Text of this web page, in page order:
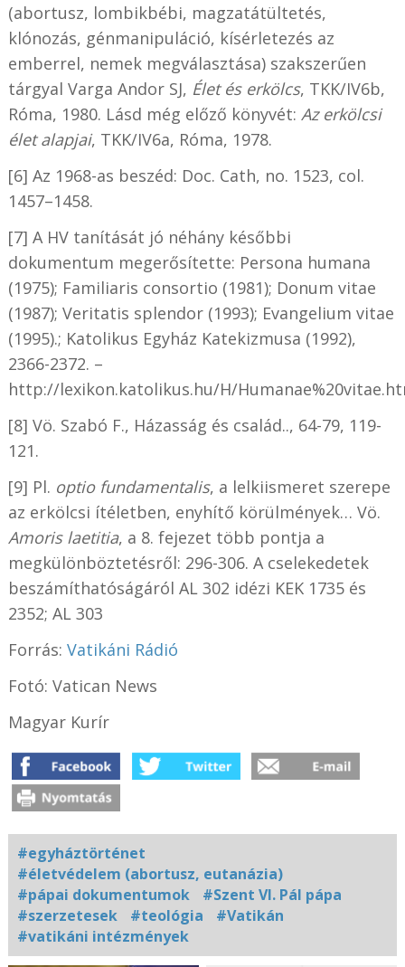
(abortusz, lombikbébi, magzatátültetés,
klónozás, génmanipuláció, kísérletezés az
emberrel, nemek megválasztása) szakszerűen
tárgyal Varga Andor SJ, Élet és erkölcs, TKK/IV6b,
Róma, 1980. Lásd még előző könyvét: Az erkölcsi
élet alapjai, TKK/IV6a, Róma, 1978.
[6] Az 1968-as beszéd: Doc. Cath, no. 1523, col.
1457–1458.
[7] A HV tanítását jó néhány későbbi
dokumentum megerősítette: Persona humana
(1975); Familiaris consortio (1981); Donum vitae
(1987); Veritatis splendor (1993); Evangelium vitae
(1995).; Katolikus Egyház Katekizmusa (1992),
2366-2372. –
http://lexikon.katolikus.hu/H/
[8] Vö. Szabó F., Házasság és család.., 64-79, 119-
121.
[9] Pl. optio fundamentalis, a lelkiismeret szerepe
az erkölcsi ítéletben, enyhítő körülmények… Vö.
Amoris laetitia, a 8. fejezet több pontja a
megkülönböztetésről: 296-306. A cselekedetek
beszámíthatóságáról AL 302 idézi KEK 1735 és
2352; AL 303
Forrás: Vatikáni Rádió
Fotó: Vatican News
Magyar Kurír
#egyháztörténet
#életvédelem (abortusz, eutanázia)
#pápai dokumentumok
#Szent VI. Pál pápa
#szerzetesek
#teológia
#Vatikán
#vatikáni intézmények